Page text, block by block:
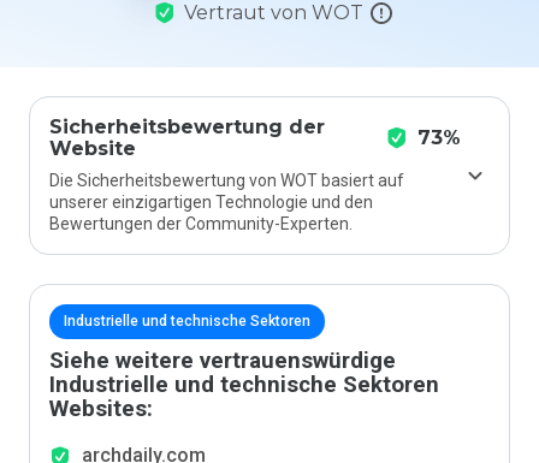
Vertraut von WOT
Sicherheitsbewertung der
Website
73%
Die Sicherheitsbewertung von WOT basiert auf
unserer einzigartigen Technologie und den
Bewertungen der Community-Experten.
Industrielle und technische Sektoren
Siehe weitere vertrauenswürdige
Industrielle und technische Sektoren
Websites:
archdaily.com